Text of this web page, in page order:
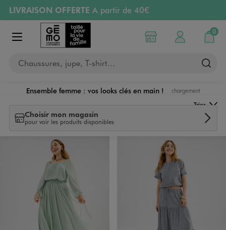
Aller au contenu principal
Aller à la navigation
LIVRAISON OFFERTE A partir de 40€
RETRAIT ET LIVRAISON OFFERTE
en magasin
PAYEZ EN 3x SANS FRAIS
Retours OFFERTS
pendant 30 jours
Afficher le menu
Chaussures, jupe, T-shirt…
Choisir mon magasin
Mon compte
0
Mon
Ensemble femme : vos looks clés en main ! chargement
Choisir mon magasin
pour voir les produits disponibles
Trier